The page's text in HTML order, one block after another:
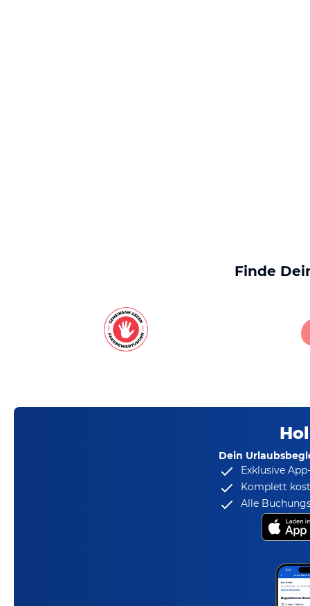
Finde
Dein
Exklusive
Komplett
Alle